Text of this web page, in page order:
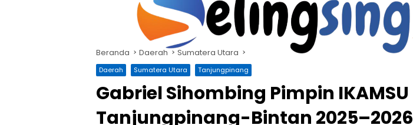
Beranda Daerah Sumatera Utara
Daerah Sumatera Utara Tanjungpinang
Gabriel Sihombing Pimpin IKAMSU
Tanjungpinang-Bintan 2025–2026